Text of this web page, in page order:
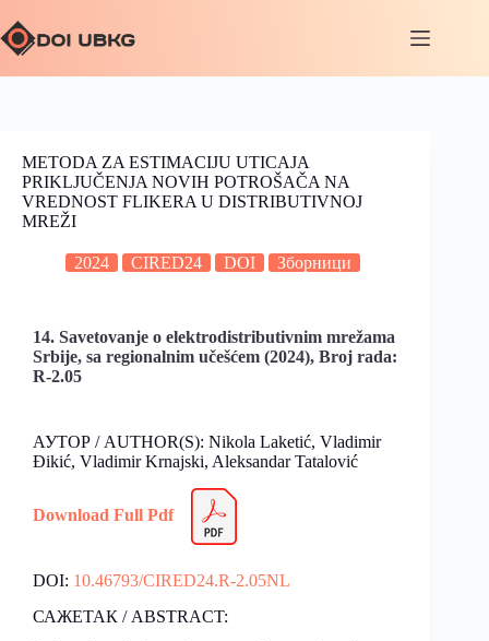
METODA ZA ESTIMACIJU UTICAJA
PRIKLJUČENJA NOVIH POTROŠAČA NA
VREDNOST FLIKERA U DISTRIBUTIVNOJ
MREŽI
2024 CIRED24 DOI Зборници
14. Savetovanje o elektrodistributivnim mrežama
Srbije, sa regionalnim učešćem (2024), Broj rada:
R-2.05
АУТОР / AUTHOR(S): Nikola Laketić, Vladimir
Đikić, Vladimir Krnajski, Aleksandar Tatalović
Download Full Pdf
DOI: 10.46793/CIRED24.R-2.05NL
САЖЕТАК / ABSTRACT: